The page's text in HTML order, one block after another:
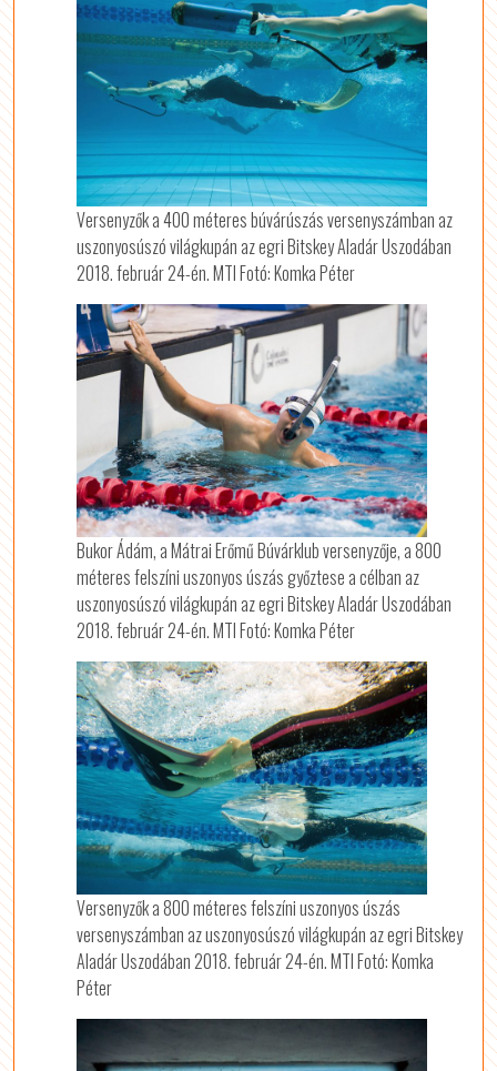
Versenyzők a 400 méteres búvárúszás versenyszámban az
uszonyosúszó világkupán az egri Bitskey Aladár Uszodában
2018. február 24-én. MTI Fotó: Komka Péter
Bukor Ádám, a Mátrai Erőmű Búvárklub versenyzője, a 800
méteres felszíni uszonyos úszás győztese a célban az
uszonyosúszó világkupán az egri Bitskey Aladár Uszodában
2018. február 24-én. MTI Fotó: Komka Péter
Versenyzők a 800 méteres felszíni uszonyos úszás
versenyszámban az uszonyosúszó világkupán az egri Bitskey
Aladár Uszodában 2018. február 24-én. MTI Fotó: Komka
Péter